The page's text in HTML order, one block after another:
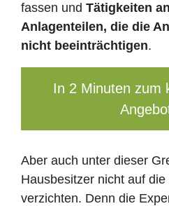
fassen und Tätigkeiten
Anlagenteilen, die die
nicht beeinträchtigen.
In 2 Minuten zum
Aber auch unter dieser
Hausbesitzer nicht auf
verzichten. Denn die